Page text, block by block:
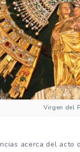
Virgen del
acerca del acto